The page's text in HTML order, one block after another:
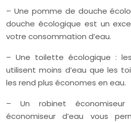
– Une pomme de douche
douche écologique est un
votre consommation d’eau.
– Une toilette écologique :
utilisent moins d’eau que les
les rend plus économes en eau.
– Un robinet
économiseur d’eau vous